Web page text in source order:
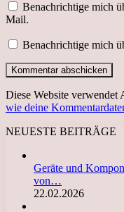
Benachrichtige mich
Mail.
Benachrichtige mich
Diese Website verwendet
wie deine
NEUESTE BEITRÄGE
Geräte und
von…
22.02.2026